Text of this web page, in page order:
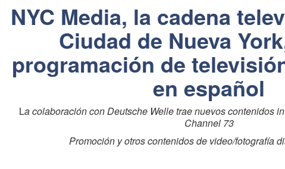
NYC Media, la cadena
Ciudad de Nueva
programación de
en español
La colaboración con Deutsche Welle trae nuevos contenidos
Channel 73
Promoción y otros contenidos de video/fotografía